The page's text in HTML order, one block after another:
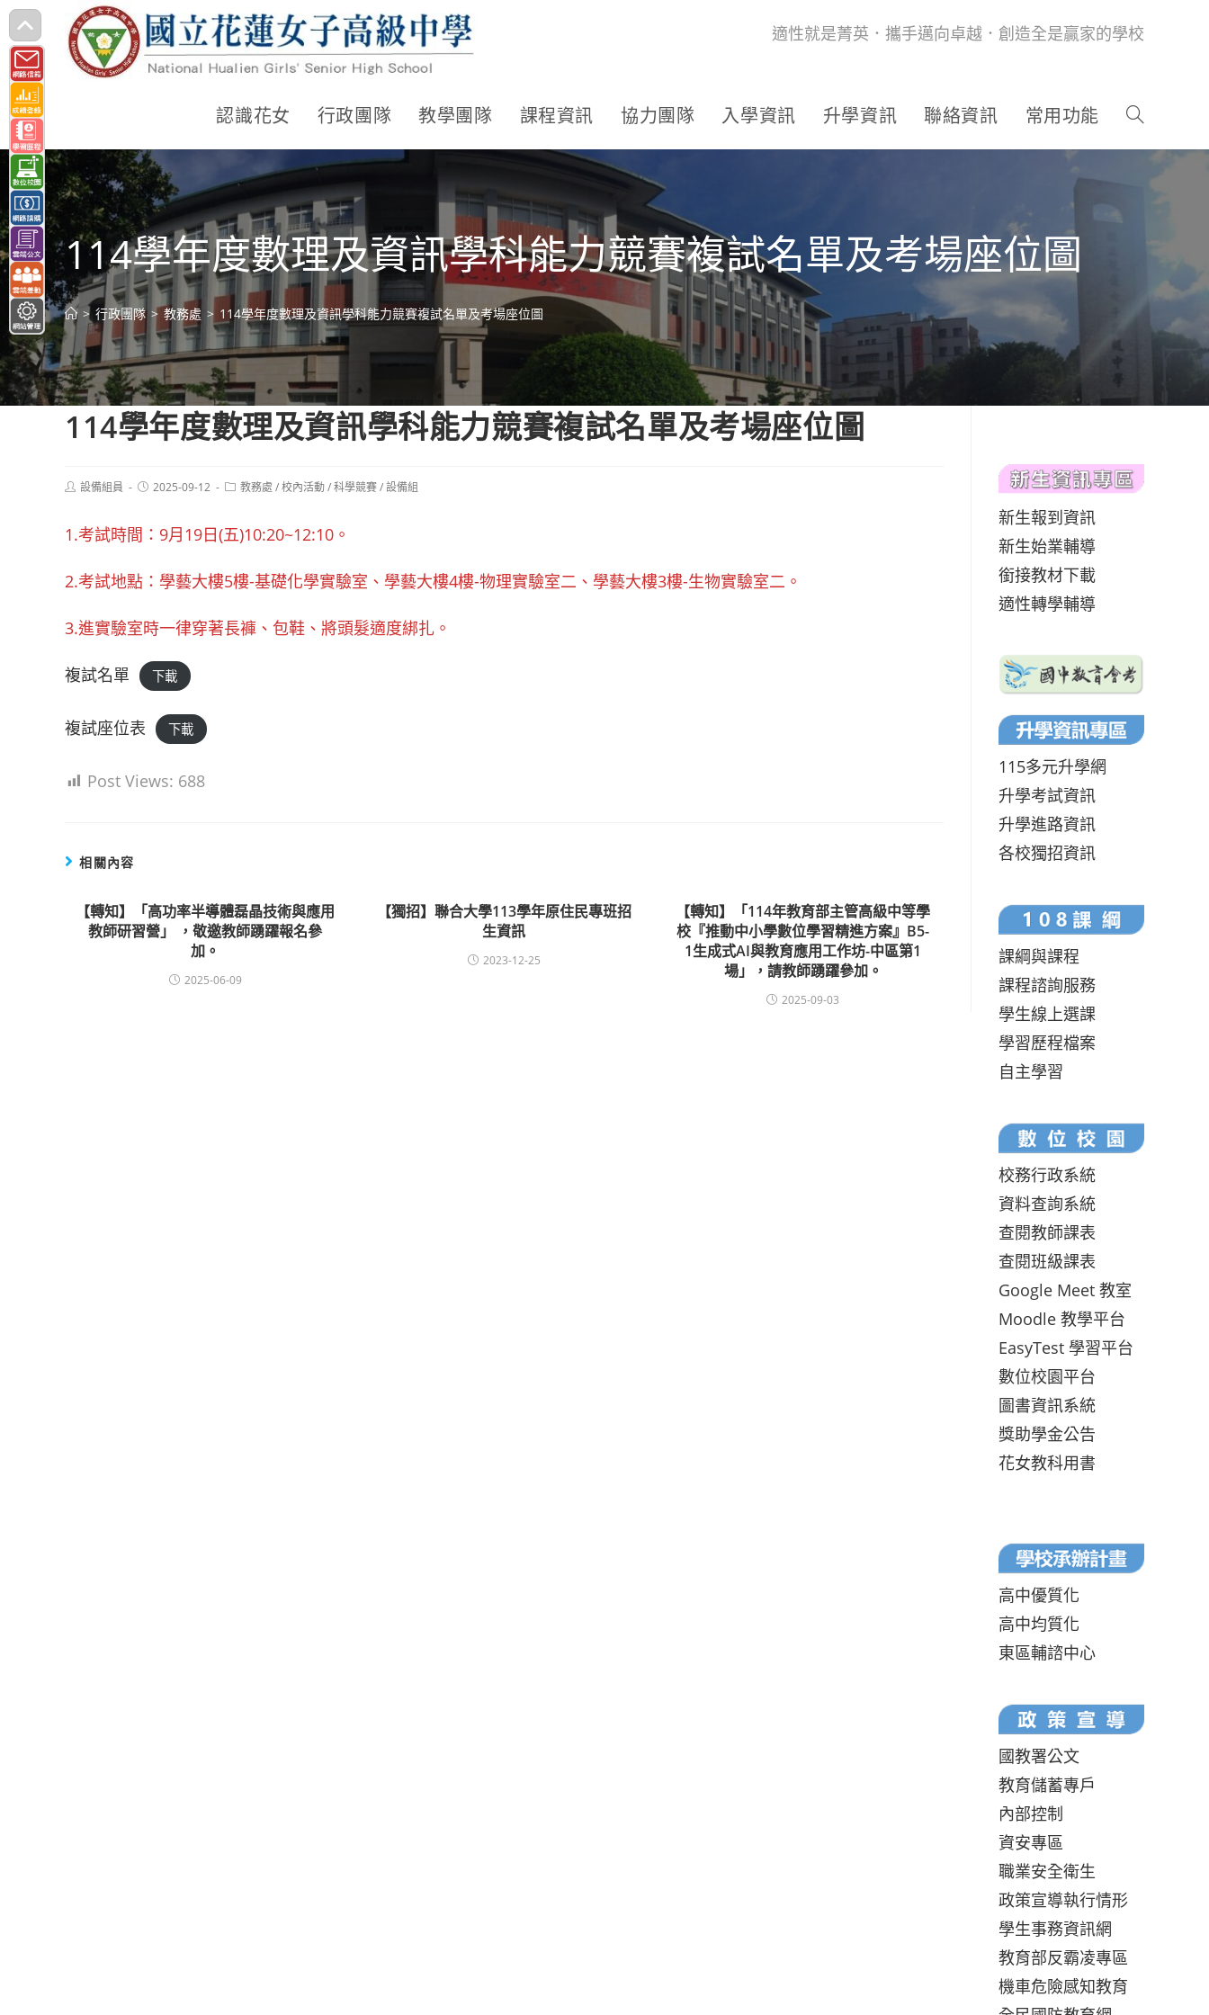
跳
轉
至
主
要
內
容
適性就是菁英．攜手邁向卓越．創造全是贏家的學校
認識花女 行政團隊 教學團隊 課程資訊 協力團隊 入學資訊 升學資訊 聯絡資訊 常用功能
114學年度數理及資訊學科能力競賽複試名單及考場座位圖
> 行政團隊 > 教務處 > 114學年度數理及資訊學科能力競賽複試名單及考場座位圖
114學年度數理及資訊學科能力競賽複試名單及考場座位圖
Post設備組員
Post2025-09-12
Post教務處 /校內活動/科學競賽/設備組
1.考試時間：9月19日(五)10:20~12:10。
2.考試地點：學藝大樓5樓-基礎化學實驗室、學藝大樓4樓-物理實驗室二、學藝大樓3樓-生物實驗室二。
3.進實驗室時一律穿著長褲、包鞋、將頭髮適度綁扎。
複試名單 下載
複試座位表 下載
Post Views: 688
相關內容
【轉知】「高功率半導體磊晶技術與應用
教師研習營」 ，敬邀教師踴躍報名參
加。
2025-06-09
【獨招】聯合大學113學年原住民專班招
生資訊
2023-12-25
【轉知】「114年教育部主管高級中等學
校『推動中小學數位學習精進方案』B5-
1生成式AI與教育應用工作坊-中區第1
場」，請教師踴躍參加。
2025-09-03
新生報到資訊
新生始業輔導
銜接教材下載
適性轉學輔導
115多元升學網
升學考試資訊
升學進路資訊
各校獨招資訊
課綱與課程
課程諮詢服務
學生線上選課
學習歷程檔案
自主學習
校務行政系統
資料查詢系統
查閱教師課表
查閱班級課表
Google Meet 教室
Moodle 教學平台
EasyTest 學習平台
數位校園平台
圖書資訊系統
獎助學金公告
花女教科用書
高中優質化
高中均質化
東區輔諮中心
國教署公文
教育儲蓄專戶
內部控制
資安專區
職業安全衛生
政策宣導執行情形
學生事務資訊網
教育部反霸凌專區
機車危險感知教育